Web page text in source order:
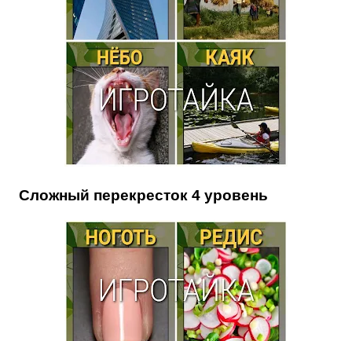
Сложный перекресток 4 уровень